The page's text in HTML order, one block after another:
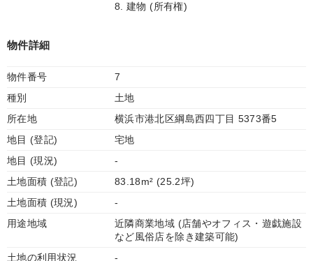
8. 建物 (所有権)
物件詳細
物件番号
7
種別
土地
所在地
横浜市港北区綱島西四丁目 5373番5
地目 (登記)
宅地
地目 (現況)
-
土地面積 (登記)
83.18m² (25.2坪)
土地面積 (現況)
-
用途地域
近隣商業地域 (店舗やオフィス・遊戯施設
など風俗店を除き建築可能)
土地の利用状況
-